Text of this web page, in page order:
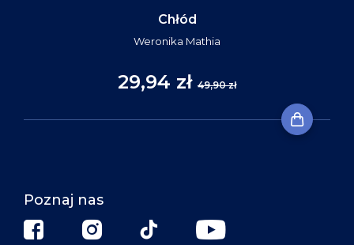
Chłód
Weronika Mathia
29,94 zł 49,90 zł
Poznaj nas